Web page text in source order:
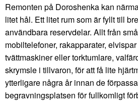
Remonten på Doroshenka kan
litet hål. Ett litet rum som är fyllt till
användbara reservdelar. Allt från
mobiltelefoner, rakapparater,
tvättmaskiner eller torktumlare,
skrymsle i tillvaron, för att få lite
ytterligare några år innan de
begravningsplatsen för fullkomligt